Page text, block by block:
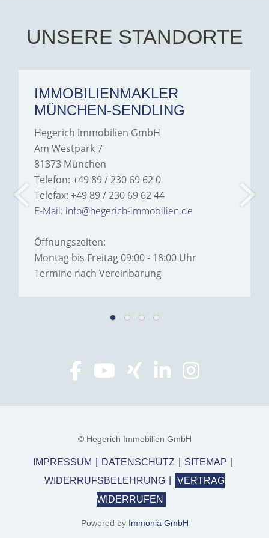
UNSERE STANDORTE
IMMOBILIENMAKLER
MÜNCHEN-SENDLING
Hegerich Immobilien GmbH
Am Westpark 7
81373 München
Telefon: +49 89 / 230 69 62 0
Telefax: +49 89 / 230 69 62 44
E-Mail: info@hegerich-immobilien.de
Öffnungszeiten:
Montag bis Freitag 09:00 - 18:00 Uhr
Termine nach Vereinbarung
© Hegerich Immobilien GmbH
IMPRESSUM DATENSCHUTZ
SITEMAP
WIDERRUFSBELEHRUNG
VERTRAG
WIDERRUFEN
Powered by Immonia GmbH